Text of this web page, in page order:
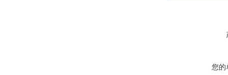
您的